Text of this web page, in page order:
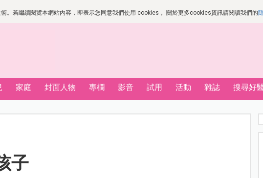
。若繼續閱覽本網站內容，即表示您同意我們使用 cookies， 關於更多cookies資訊請閱讀我們的
家庭 封面人物 專欄 影音 試用 活動 雜誌 搜尋好
子